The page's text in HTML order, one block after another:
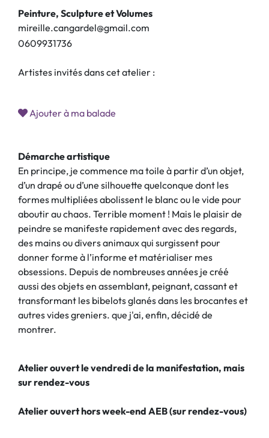
Peinture, Sculpture et Volumes
mireille.cangardel@gmail.com
0609931736
Artistes invités dans cet atelier :
Ajouter à ma balade
Démarche artistique
En principe, je commence ma toile à partir d’un objet,
d’un drapé ou d’une silhouette quelconque dont les
formes multipliées abolissent le blanc ou le vide pour
aboutir au chaos. Terrible moment ! Mais le plaisir de
peindre se manifeste rapidement avec des regards,
des mains ou divers animaux qui surgissent pour
donner forme à l’informe et matérialiser mes
obsessions. Depuis de nombreuses années je créé
aussi des objets en assemblant, peignant, cassant et
transformant les bibelots glanés dans les brocantes et
autres vides greniers. que j'ai, enfin, décidé de
montrer.
Atelier ouvert le vendredi de la manifestation, mais
sur rendez-vous
Atelier ouvert hors week-end AEB (sur rendez-vous)